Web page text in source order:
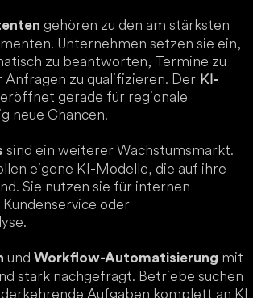
gehören zu den am stärksten
Unternehmen setzen sie ein,
zu beantworten, Termine zu
zu qualifizieren. Der KI-
eröffnet gerade für regionale
neue Chancen.
sind ein weiterer Wachstumsmarkt.
eigene KI-Modelle, die auf ihre
Sie nutzen sie für internen
oder
und Workflow-Automatisierung mit
stark nachgefragt. Betriebe suchen
Aufgaben komplett an KI